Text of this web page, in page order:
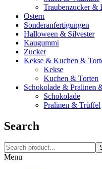
Traubenzucker &
Ostern
Sonderanfertigungen
Halloween & Silvester
Kaugummi
Zucker
Kekse & Kuchen &
Kekse
Kuchen & Torten
Schokolade & Pralinen
Schokolade
Pralinen & Trüffel
Search
Menu